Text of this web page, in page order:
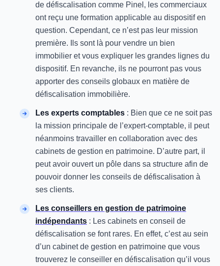
de défiscalisation comme Pinel, les commerciaux
ont reçu une formation applicable au dispositif en
question. Cependant, ce n’est pas leur mission
première. Ils sont là pour vendre un bien
immobilier et vous expliquer les grandes lignes du
dispositif. En revanche, ils ne pourront pas vous
apporter des conseils globaux en matière de
défiscalisation immobilière.
Les experts comptables : Bien que ce ne soit pas
la mission principale de l’expert-comptable, il peut
néanmoins travailler en collaboration avec des
cabinets de gestion en patrimoine. D’autre part, il
peut avoir ouvert un pôle dans sa structure afin de
pouvoir donner les conseils de défiscalisation à
ses clients.
Les conseillers en gestion de patrimoine
indépendants : Les cabinets en conseil de
défiscalisation se font rares. En effet, c’est au sein
d’un cabinet de gestion en patrimoine que vous
trouverez le conseiller en défiscalisation qu’il vous